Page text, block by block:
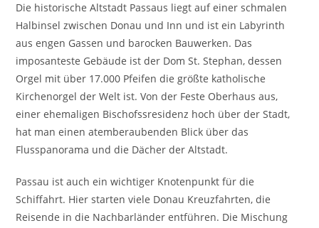
Die historische Altstadt Passaus liegt auf einer schmalen
Halbinsel zwischen Donau und Inn und ist ein Labyrinth
aus engen Gassen und barocken Bauwerken. Das
imposanteste Gebäude ist der Dom St. Stephan, dessen
Orgel mit über 17.000 Pfeifen die größte katholische
Kirchenorgel der Welt ist. Von der Feste Oberhaus aus,
einer ehemaligen Bischofssresidenz hoch über der Stadt,
hat man einen atemberaubenden Blick über das
Flusspanorama und die Dächer der Altstadt.
Passau ist auch ein wichtiger Knotenpunkt für die
Schiffahrt. Hier starten viele Donau Kreuzfahrten, die
Reisende in die Nachbarländer entführen. Die Mischung